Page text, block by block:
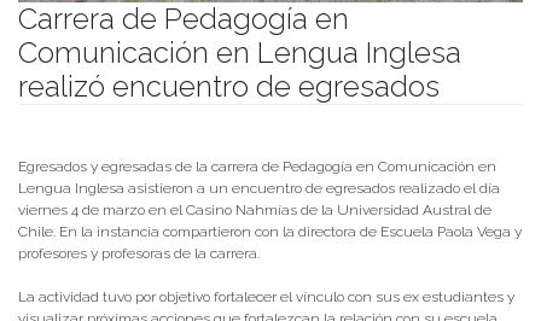
Carrera de Pedagogía en
Comunicación en Lengua Inglesa
realizó encuentro de egresados
Egresados y egresadas de la carrera de Pedagogía en Comunicación en
Lengua Inglesa asistieron a un encuentro de egresados realizado el día
viernes 4 de marzo en el Casino Nahmías de la Universidad Austral de
Chile. En la instancia compartieron con la directora de Escuela Paola Vega y
profesores y profesoras de la carrera.
La actividad tuvo por objetivo fortalecer el vínculo con sus ex estudiantes y